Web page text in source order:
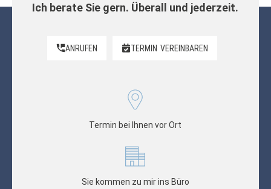
Ich berate Sie gern. Überall und jederzeit.
ANRUFEN TERMIN VEREINBAREN
Termin bei Ihnen vor Ort
Sie kommen zu mir ins Büro